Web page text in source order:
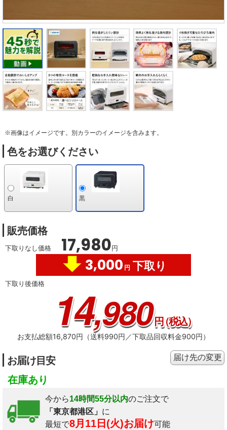
※画像はイメージです。別カラーのイメージを含みます。
色をお選びください
白 黒
販売価格
下取りなし価格 17,980円
3,000 円 下取り
下取り後価格 14,980円（税込）
お支払総額16,870円（送料990円／下取品回収料金900円）
お届け目安
在庫あり
今から14時間55分以内のご注文で
「東京都港区」 に
最短で8月11日(火)お届け可能
届け先の変更